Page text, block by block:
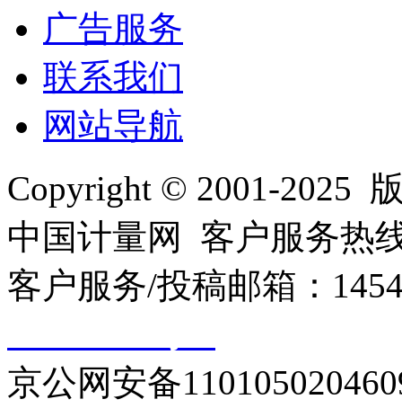
广告服务
联系我们
网站导航
Copyright © 2001-2025
中国计量网 客户服务热
客户服务/投稿邮箱：
京公网安备